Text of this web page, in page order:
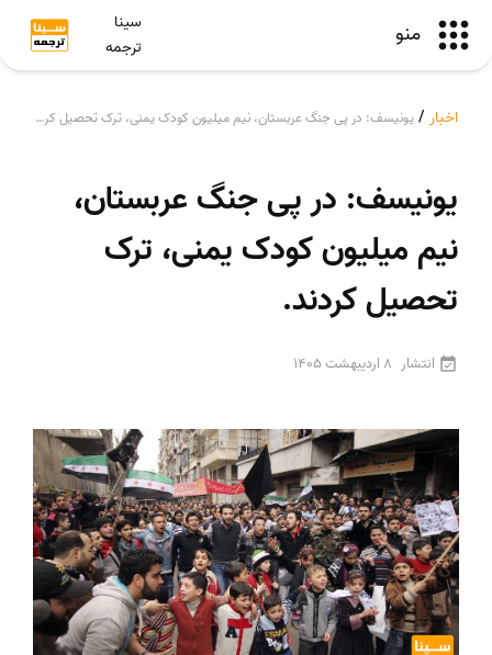
منو
سینا
ترجمه
اخبار / یونیسف: در پی جنگ عربستان، نیم میلیون کودک یمنی، ترک تحصیل کردند.
یونیسف: در پی جنگ عربستان،
نیم میلیون کودک یمنی، ترک
تحصیل کردند.
انتشار 8 اردیبهشت 1405